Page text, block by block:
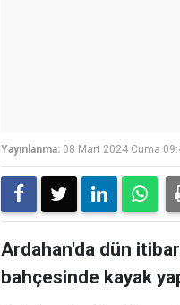
Yayınlanma: 08 Mart 2024 Cuma
Ardahan'da dün
bahçesinde kayak